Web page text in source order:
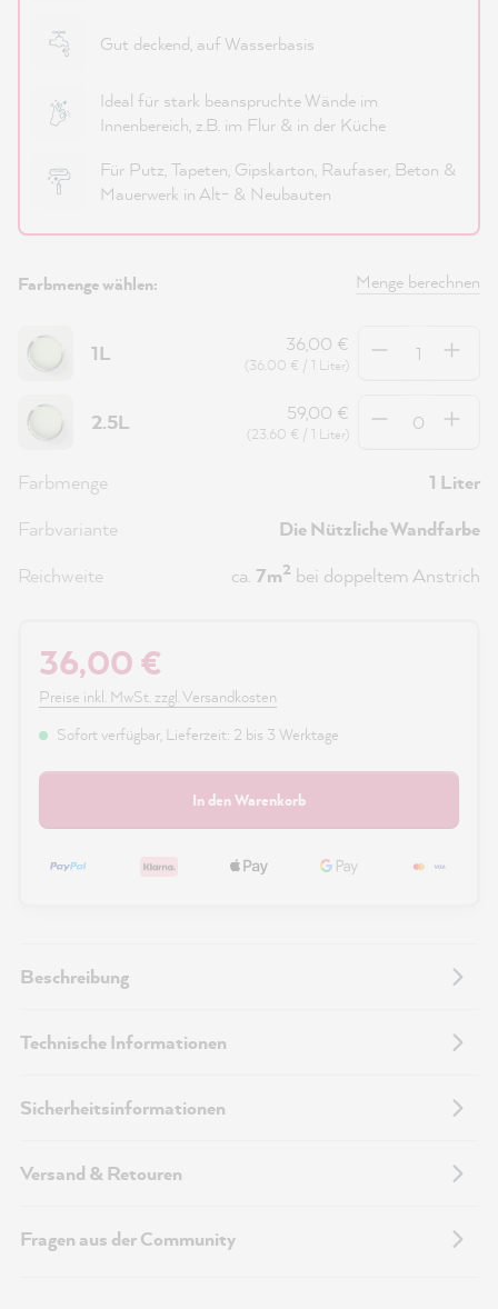
Gut deckend, auf Wasserbasis
Ideal für stark beanspruchte Wände im
Innenbereich, z.B. im Flur & in der Küche
Für Putz, Tapeten, Gipskarton, Raufaser, Beton &
Mauerwerk in Alt- & Neubauten
Farbmenge wählen: Menge berechnen
1L 36,00 €
(36,00 € / 1 Liter)
2.5L 59,00 €
(23,60 € / 1 Liter)
Farbmenge
1 Liter
Farbvariante
Die Nützliche Wandfarbe
Reichweite
ca. 7m2 bei doppeltem Anstrich
36,00 €
Preise inkl. MwSt. zzgl. Versandkosten
Sofort verfügbar, Lieferzeit: 2 bis 3 Werktage
In den Warenkorb
Beschreibung
Technische Informationen
Sicherheitsinformationen
Versand & Retouren
Fragen aus der Community